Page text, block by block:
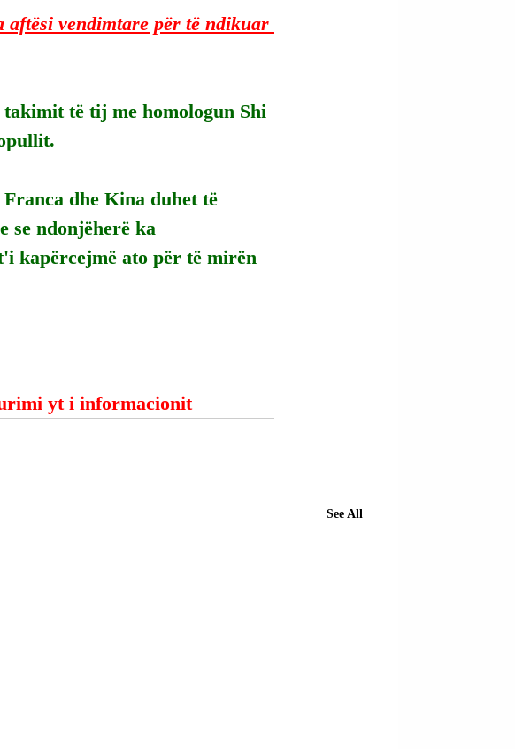
aftësi vendimtare për të ndikuar
të tij me homologun Shi
dhe Kina duhet të
se ndonjëherë ka
kapërcejmë ato për të mirën
yt i informacionit
See All